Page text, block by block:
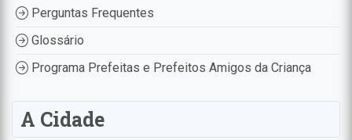
Perguntas Frequentes
Glossário
Programa Prefeitas e Prefeitos Amigos da Criança
A Cidade